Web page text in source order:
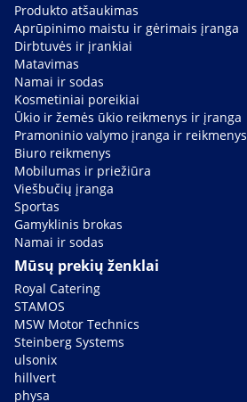
Produkto atšaukimas
Aprūpinimo maistu ir gėrimais įranga
Dirbtuvės ir įrankiai
Matavimas
Namai ir sodas
Kosmetiniai poreikiai
Ūkio ir žemės ūkio reikmenys ir įranga
Pramoninio valymo įranga ir reikmenys
Biuro reikmenys
Mobilumas ir priežiūra
Viešbučių įranga
Sportas
Gamyklinis brokas
Namai ir sodas
Mūsų prekių ženklai
Royal Catering
STAMOS
MSW Motor Technics
Steinberg Systems
ulsonix
hillvert
physa